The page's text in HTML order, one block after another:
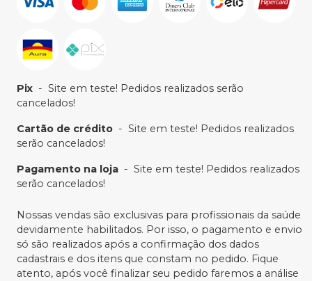
Pix - Site em teste! Pedidos realizados serão
cancelados!
Cartão de crédito - Site em teste! Pedidos realizados
serão cancelados!
Pagamento na loja - Site em teste! Pedidos realizados
serão cancelados!
Nossas vendas são exclusivas para profissionais da saúde
devidamente habilitados. Por isso, o pagamento e envio
só são realizados após a confirmação dos dados
cadastrais e dos itens que constam no pedido. Fique
atento, após você finalizar seu pedido faremos a análise